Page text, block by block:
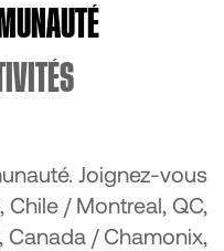
Joignez-vous
/ Montreal, QC,
Canada / Chamonix,